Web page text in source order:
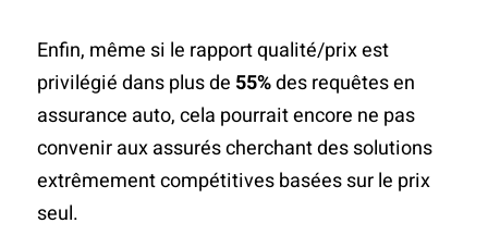
Enfin, même si le rapport qualité/prix est
privilégié dans plus de 55%des requêtes en
assurance auto, cela pourrait encore ne pas
convenir aux assurés cherchant des solutions
extrêmement compétitives basées sur le prix
seul.